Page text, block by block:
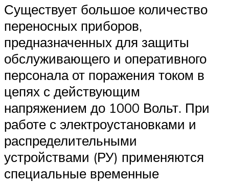
Существует большое количество
переносных приборов,
предназначенных для защиты
обслуживающего и оперативного
персонала от поражения током в
цепях с действующим
напряжением до 1000 Вольт. При
работе с электроустановками и
распределительными
устройствами (РУ) применяются
специальные временные